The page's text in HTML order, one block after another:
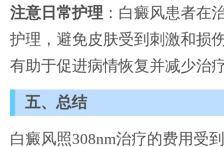
注意日常护理 ：白癜风患者在
护理，避免皮肤受到刺激和损
有助于促进病情恢复并减少治
五、总结
白癜风照308nm治疗的费用受